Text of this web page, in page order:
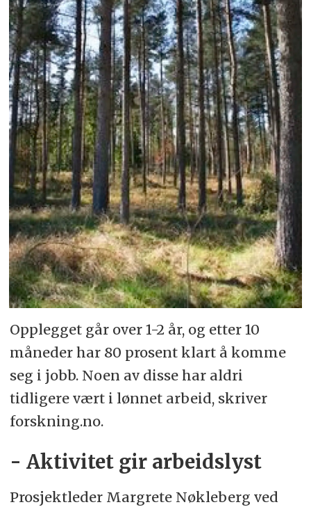
Opplegget går over 1-2 år, og etter 10
måneder har 80 prosent klart å komme
seg i jobb. Noen av disse har aldri
tidligere vært i lønnet arbeid, skriver
forskning.no.
- Aktivitet gir arbeidslyst
Prosjektleder Margrete Nøkleberg ved